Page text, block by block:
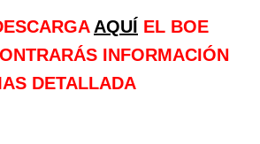
AQUÍ EL BOE
INFORMACIÓN
DETALLADA